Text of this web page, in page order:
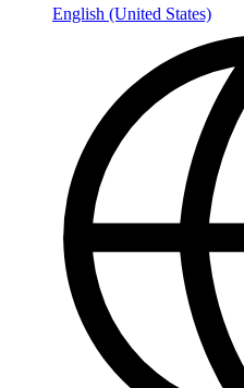
English (United States)